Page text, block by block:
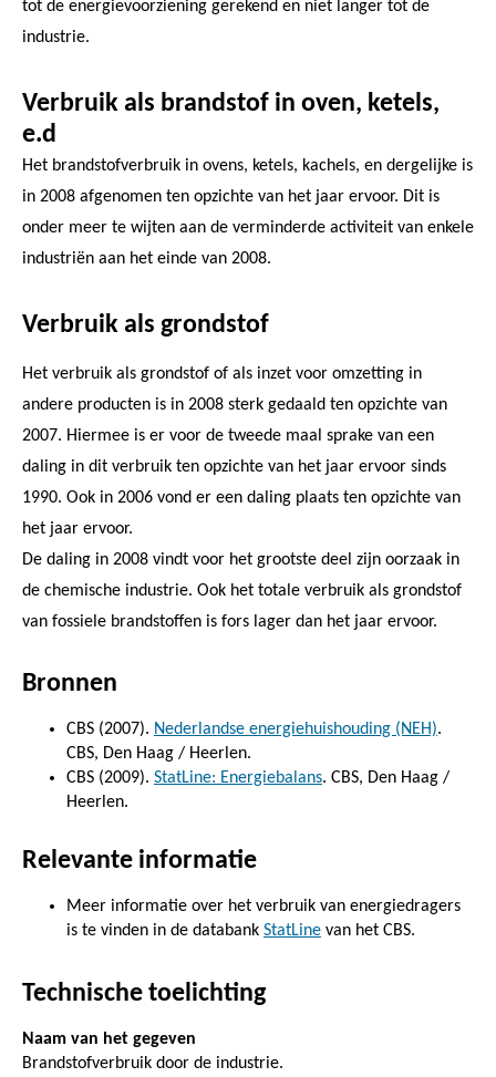
tot de energievoorziening gerekend en niet langer tot de
industrie.
Verbruik als brandstof in oven, ketels,
e.d
Het brandstofverbruik in ovens, ketels, kachels, en dergelijke is
in 2008 afgenomen ten opzichte van het jaar ervoor. Dit is
onder meer te wijten aan de verminderde activiteit van enkele
industriën aan het einde van 2008.
Verbruik als grondstof
Het verbruik als grondstof of als inzet voor omzetting in
andere producten is in 2008 sterk gedaald ten opzichte van
2007. Hiermee is er voor de tweede maal sprake van een
daling in dit verbruik ten opzichte van het jaar ervoor sinds
1990. Ook in 2006 vond er een daling plaats ten opzichte van
het jaar ervoor.
De daling in 2008 vindt voor het grootste deel zijn oorzaak in
de chemische industrie. Ook het totale verbruik als grondstof
van fossiele brandstoffen is fors lager dan het jaar ervoor.
Bronnen
CBS (2007). Nederlandse energiehuishouding (NEH).
CBS, Den Haag / Heerlen.
CBS (2009). StatLine: Energiebalans. CBS, Den Haag /
Heerlen.
Relevante informatie
Meer informatie over het verbruik van energiedragers
is te vinden in de databank StatLine van het CBS.
Technische toelichting
Naam van het gegeven
Brandstofverbruik door de industrie.